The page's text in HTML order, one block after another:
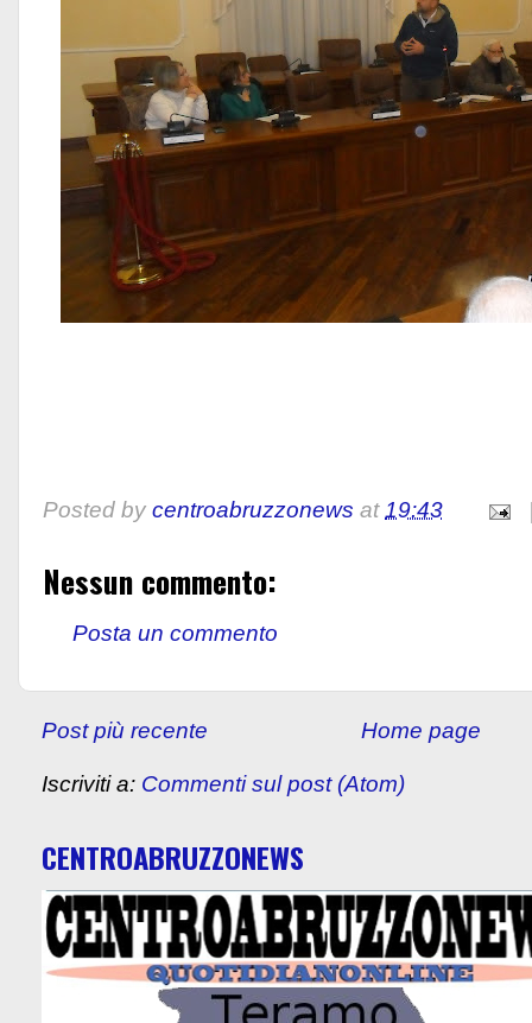
Posted by centroabruzzonews at19:43
Nessun commento:
Posta un commento
Post più recente Home page
Iscriviti a: Commenti sul post (Atom)
CENTROABRUZZONEWS